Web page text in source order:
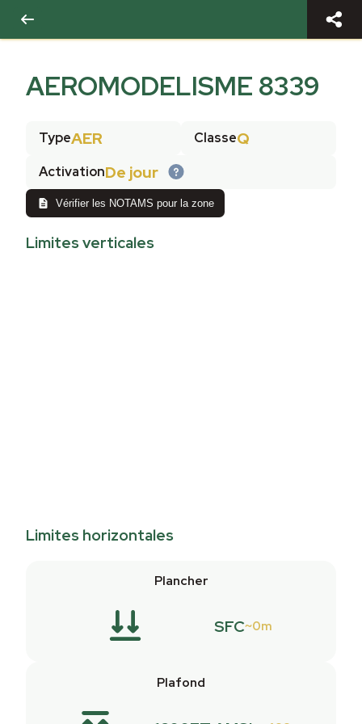
AEROMODELISME 8339
TypeAER ClasseQ
ActivationDe jour
Vérifier les NOTAMS pour la zone
Limites verticales
Limites horizontales
Plancher
SFC 0m
Plafond